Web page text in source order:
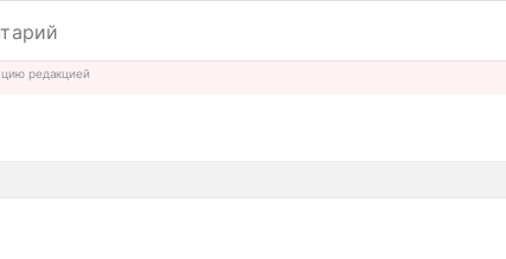
редакцией